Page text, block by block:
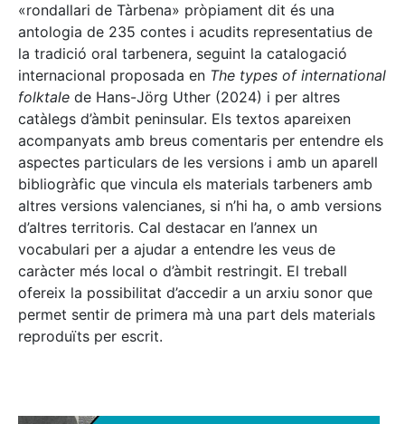
«rondallari de Tàrbena» pròpiament dit és una
antologia de 235 contes i acudits representatius de
la tradició oral tarbenera, seguint la catalogació
internacional proposada en The types of international
folktale de Hans-Jörg Uther (2024) i per altres
catàlegs d’àmbit peninsular. Els textos apareixen
acompanyats amb breus comentaris per entendre els
aspectes particulars de les versions i amb un aparell
bibliogràfic que vincula els materials tarbeners amb
altres versions valencianes, si n’hi ha, o amb versions
d’altres territoris. Cal destacar en l’annex un
vocabulari per a ajudar a entendre les veus de
caràcter més local o d’àmbit restringit. El treball
ofereix la possibilitat d’accedir a un arxiu sonor que
permet sentir de primera mà una part dels materials
reproduïts per escrit.